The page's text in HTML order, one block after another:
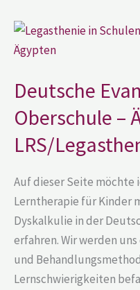
Deutsche
Oberschule –
LRS/
Auf dieser Seite möchte
Lerntherapie für Kinder
Dyskalkulie in der
erfahren. Wir werden
und
Lernschwierigkeiten
Deutsche
Evangelische
Oberschule
–
|
LRS/Legasthenie/